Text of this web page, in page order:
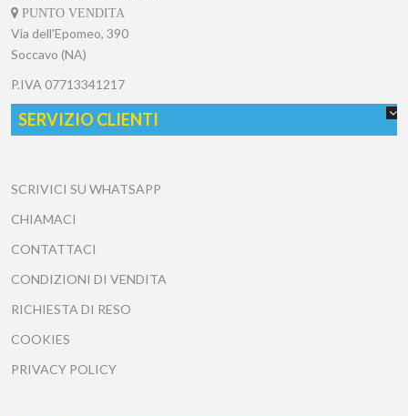
PUNTO VENDITA
Via dell'Epomeo, 390
Soccavo (NA)
P.IVA 07713341217
SERVIZIO CLIENTI
SCRIVICI SU WHATSAPP
CHIAMACI
CONTATTACI
CONDIZIONI DI VENDITA
RICHIESTA DI RESO
COOKIES
PRIVACY POLICY